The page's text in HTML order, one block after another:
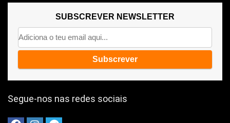
SUBSCREVER NEWSLETTER
Segue-nos nas redes sociais